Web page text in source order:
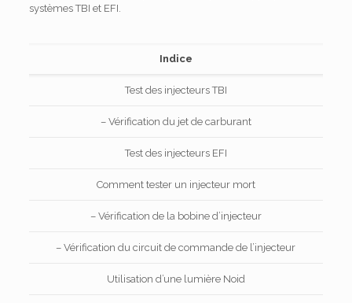
systèmes TBI et EFI.
Indice
Test des injecteurs TBI
– Vérification du jet de carburant
Test des injecteurs EFI
Comment tester un injecteur mort
– Vérification de la bobine d’injecteur
– Vérification du circuit de commande de l’injecteur
Utilisation d’une lumière Noid